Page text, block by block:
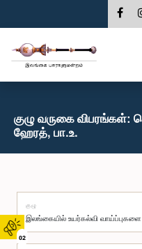
02
குழு வருகை விபரங்கள்:
ஹேரத், பா.உ.
குழு